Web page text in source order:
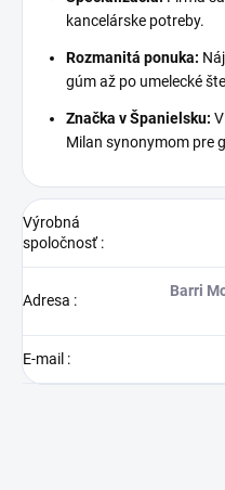
kancelárske potreby.
Rozmanitá ponuka:
gúm až po umelecké
Značka v Španielsku:
Milan synonymom pre
Výrobná
spoločnosť:
Adresa :
Barri
E-mail :